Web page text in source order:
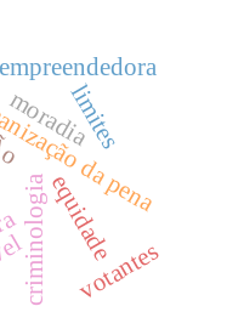
criminologia
da pena
moradia
equidade
limites
votantes